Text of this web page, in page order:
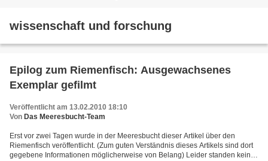
wissenschaft und forschung
Epilog zum Riemenfisch: Ausgewachsenes
Exemplar gefilmt
Veröffentlicht am 13.02.2010 18:10
Von Das Meeresbucht-Team
Erst vor zwei Tagen wurde in der Meeresbucht dieser Artikel über den
Riemenfisch veröffentlicht. (Zum guten Verständnis dieses Artikels sind dort
gegebene Informationen möglicherweise von Belang) Leider standen keine